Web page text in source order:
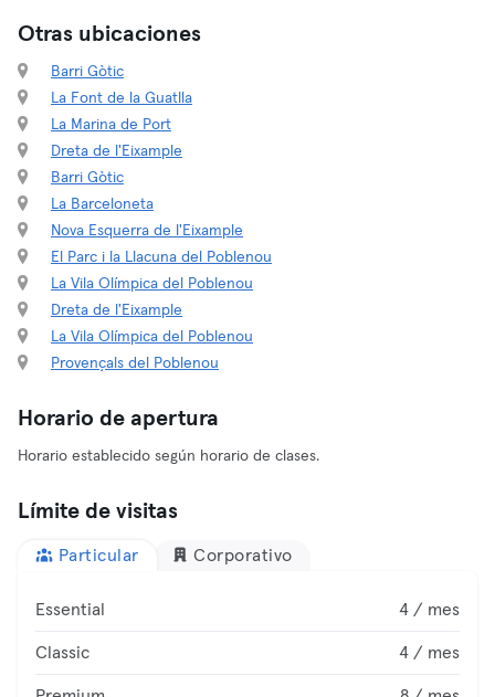
Otras ubicaciones
Barri Gòtic
La Font de la Guatlla
La Marina de Port
Dreta de l'Eixample
Barri Gòtic
La Barceloneta
Nova Esquerra de l'Eixample
El Parc i la Llacuna del Poblenou
La Vila Olímpica del Poblenou
Dreta de l'Eixample
La Vila Olímpica del Poblenou
Provençals del Poblenou
Horario de apertura
Horario establecido según horario de clases.
Límite de visitas
Particular Corporativo
Essential 4 / mes
Classic 4 / mes